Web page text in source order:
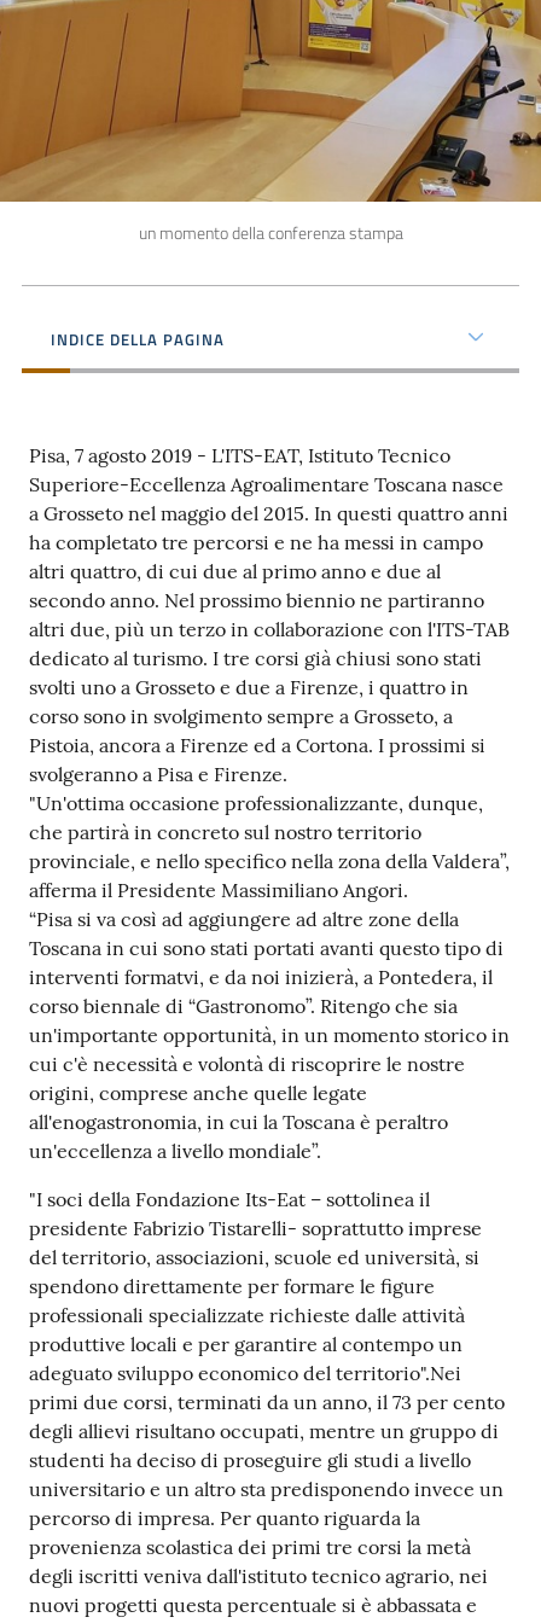
un momento della conferenza stampa
INDICE DELLA PAGINA
Pisa, 7 agosto 2019 - L'ITS-EAT, Istituto Tecnico
Superiore-Eccellenza Agroalimentare Toscana nasce
a Grosseto nel maggio del 2015. In questi quattro anni
ha completato tre percorsi e ne ha messi in campo
altri quattro, di cui due al primo anno e due al
secondo anno. Nel prossimo biennio ne partiranno
altri due, più un terzo in collaborazione con l'ITS-TAB
dedicato al turismo. I tre corsi già chiusi sono stati
svolti uno a Grosseto e due a Firenze, i quattro in
corso sono in svolgimento sempre a Grosseto, a
Pistoia, ancora a Firenze ed a Cortona. I prossimi si
svolgeranno a Pisa e Firenze.
"Un'ottima occasione professionalizzante, dunque,
che partirà in concreto sul nostro territorio
provinciale, e nello specifico nella zona della Valdera”,
afferma il Presidente Massimiliano Angori.
“Pisa si va così ad aggiungere ad altre zone della
Toscana in cui sono stati portati avanti questo tipo di
interventi formatvi, e da noi inizierà, a Pontedera, il
corso biennale di “Gastronomo”. Ritengo che sia
un'importante opportunità, in un momento storico in
cui c'è necessità e volontà di riscoprire le nostre
origini, comprese anche quelle legate
all'enogastronomia, in cui la Toscana è peraltro
un'eccellenza a livello mondiale”.
"I soci della Fondazione Its-Eat – sottolinea il
presidente Fabrizio Tistarelli- soprattutto imprese
del territorio, associazioni, scuole ed università, si
spendono direttamente per formare le figure
professionali specializzate richieste dalle attività
produttive locali e per garantire al contempo un
adeguato sviluppo economico del territorio".Nei
primi due corsi, terminati da un anno, il 73 per cento
degli allievi risultano occupati, mentre un gruppo di
studenti ha deciso di proseguire gli studi a livello
universitario e un altro sta predisponendo invece un
percorso di impresa. Per quanto riguarda la
provenienza scolastica dei primi tre corsi la metà
degli iscritti veniva dall'istituto tecnico agrario, nei
nuovi progetti questa percentuale si è abbassata e